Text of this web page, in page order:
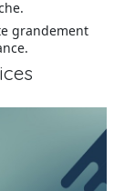
grandement